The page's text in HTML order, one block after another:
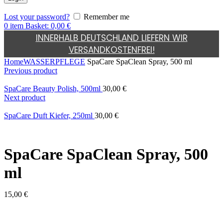
Lost your password?
Remember me
0 item Basket: 0,00 €
INNERHALB DEUTSCHLAND LIEFERN WIR
VERSANDKOSTENFREI!
HomeWASSERPFLEGE SpaCare SpaClean Spray, 500 ml
Previous product
SpaCare Beauty Polish, 500ml 30,00 €
Next product
SpaCare Duft Kiefer, 250ml 30,00 €
SpaCare SpaClean Spray, 500
ml
15,00 €